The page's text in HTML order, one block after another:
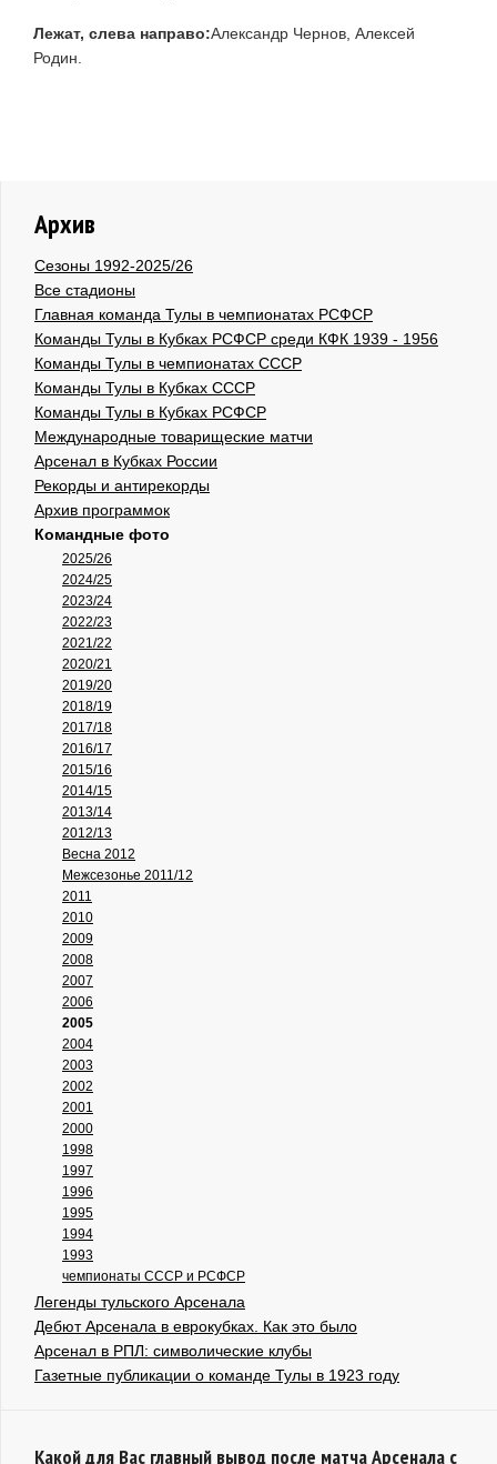
Лежат, слева направо:Александр Чернов, Алексей
Родин.
Архив
Сезоны 1992-2025/26
Все стадионы
Главная команда Тулы в чемпионатах РСФСР
Команды Тулы в Кубках РСФСР среди КФК 1939 - 1956
Команды Тулы в чемпионатах СССР
Команды Тулы в Кубках СССР
Команды Тулы в Кубках РСФСР
Международные товарищеские матчи
Арсенал в Кубках России
Рекорды и антирекорды
Архив программок
Командные фото
2025/26
2024/25
2023/24
2022/23
2021/22
2020/21
2019/20
2018/19
2017/18
2016/17
2015/16
2014/15
2013/14
2012/13
Весна 2012
Межсезонье 2011/12
2011
2010
2009
2008
2007
2006
2005
2004
2003
2002
2001
2000
1998
1997
1996
1995
1994
1993
чемпионаты СССР и РСФСР
Легенды тульского Арсенала
Дебют Арсенала в еврокубках. Как это было
Арсенал в РПЛ: символические клубы
Газетные публикации о команде Тулы в 1923 году
Какой для Вас главный вывод после матча Арсенала с